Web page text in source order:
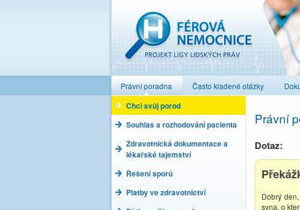
Právní poradna Často kladené otázky
Chci svůj porod
Souhlas a rozhodování pacienta
Zdravotnická dokumentace a
lékařské tajemství
Řešení sporů
Platby ve zdravotnictví
Právní
Dotaz:
Dobrý
syna, o